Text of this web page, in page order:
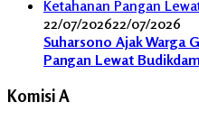
22/07/202622/07/2026
Suharsono Ajak Warga
Pangan Lewat
Komisi A